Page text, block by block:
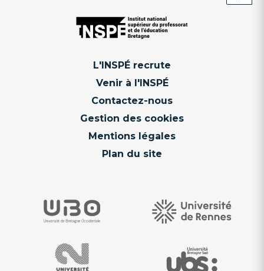
L'INSPÉ recrute
Venir à l'INSPÉ
Contactez-nous
Gestion des cookies
Mentions légales
Plan du site